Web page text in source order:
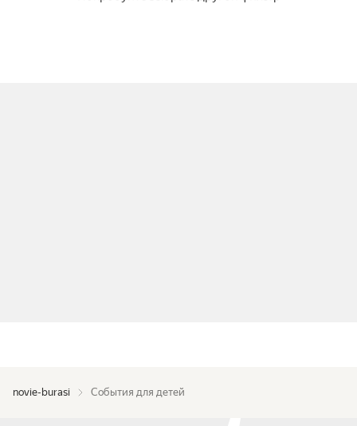
novie-burasi События для детей